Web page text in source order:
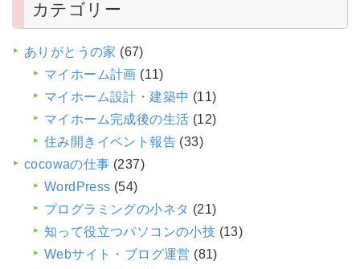
カテゴリー
ありがとうの家 (67)
マイホーム計画 (11)
マイホーム設計・建築中 (11)
マイホーム完成後の生活 (12)
住み開きイベント報告 (33)
cocowaの仕事 (237)
WordPress (54)
プログラミングの小ネタ (21)
知って役立つパソコンの小技 (13)
Webサイト・ブログ運営 (81)